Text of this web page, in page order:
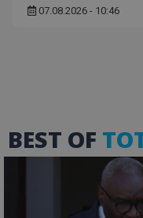
07.08.2026 - 10:46
BEST OF